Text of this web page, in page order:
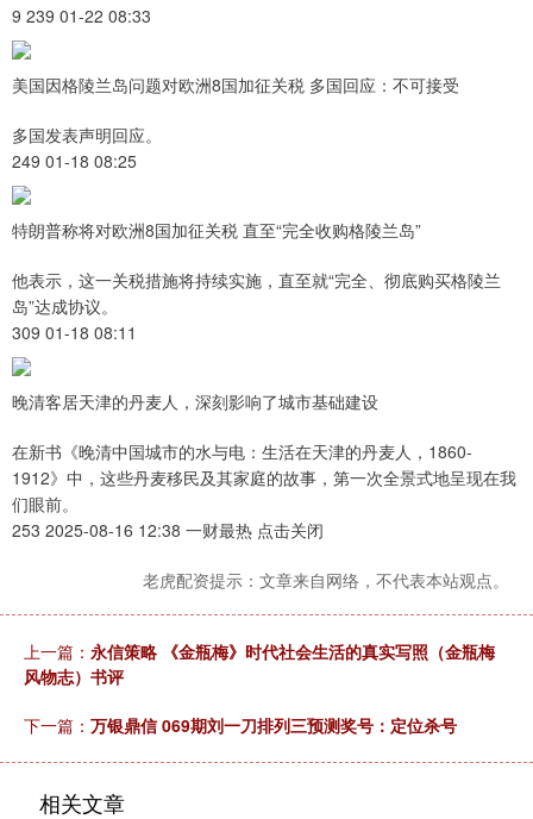
9 239 01-22 08:33
美国因格陵兰岛问题对欧洲8国加征关税 多国回应：不可接受
多国发表声明回应。
249 01-18 08:25
特朗普称将对欧洲8国加征关税 直至“完全收购格陵兰岛”
他表示，这一关税措施将持续实施，直至就“完全、彻底购买格陵兰
岛”达成协议。
309 01-18 08:11
晚清客居天津的丹麦人，深刻影响了城市基础建设
在新书《晚清中国城市的水与电：生活在天津的丹麦人，1860-
1912》中，这些丹麦移民及其家庭的故事，第一次全景式地呈现在我
们眼前。
253 2025-08-16 12:38 一财最热 点击关闭
老虎配资提示：文章来自网络，不代表本站观点。
上一篇： 永信策略 《金瓶梅》时代社会生活的真实写照（金瓶梅
风物志）书评
下一篇： 万银鼎信 069期刘一刀排列三预测奖号：定位杀号
相关文章